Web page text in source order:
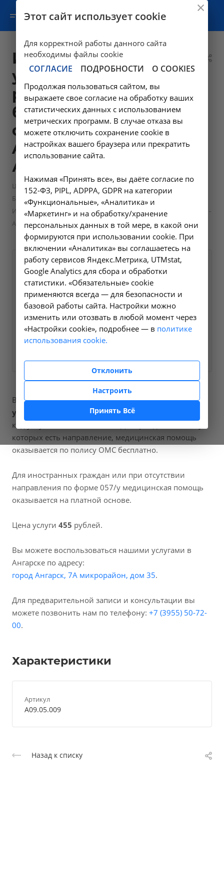
Исследование
уровня C-
реактивного
белка в
сыворотке крови -
A09.05.009 в
Ангарске
Цены в Ангарске — Лабораторные исследования
Биохимические исследования —
Исследование уровня C-реактивного белка в сыворотке крови -
A09.05.009 в Ангарске
Оформите заявку на сайте,
мы свяжемся с вами в
ближайшее время и ответим
на все интересующие
вопросы.
В наших клиниках мы проводимисследование
уровня c-реактивного белка в сыворотке крови
код услуги (НМУ)
которых есть направление, медицинская помощь
оказывается по полису ОМС бесплатно.
Для иностранных граждан или при отсутствии
направления по форме 057/у медицинская помощь
оказывается на платной основе.
Цена услуги 455 рублей.
Вы можете воспользоваться нашими услугами в
Ангарске по адресу:
город Ангарск, 7А микрорайон, дом 35.
Для предварительной записи и консультации вы
можете позвонить нам по телефону: +7 (3955) 50-72-
00.
Характеристики
Артикул
A09.05.009
Назад к списку
Этот сайт использует cookie
Для корректной работы данного сайта
необходимы файлы cookie
СОГЛАСИЕ ПОДРОБНОСТИ О COOKIES
Продолжая пользоваться сайтом, вы
выражаете свое согласие на обработку ваших
статистических данных с использованием
метрических программ. В случае отказа вы
можете отключить сохранение cookie в
настройках вашего браузера или прекратить
использование сайта.
Нажимая «Принять все», вы даёте согласие по
152-ФЗ, PIPL, ADPPA, GDPR на категории
«Функциональные», «Аналитика» и
«Маркетинг» и на обработку/хранение
персональных данных в той мере, в какой они
формируются при использовании cookie. При
включении «Аналитика» вы соглашаетесь на
работу сервисов Яндекс.Метрика, UTMstat,
Google Analytics для сбора и обработки
статистики. «Обязательные» cookie
применяются всегда — для безопасности и
базовой работы сайта. Настройки можно
изменить или отозвать в любой момент через
«Настройки cookie», подробнее — в политике
использования cookie.
Отклонить
Настроить
Принять Всё